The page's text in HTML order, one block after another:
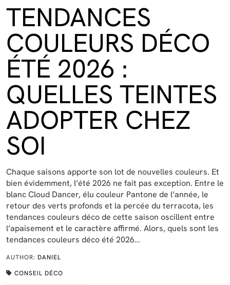
TENDANCES
COULEURS DÉCO
ÉTÉ 2026 :
QUELLES TEINTES
ADOPTER CHEZ
SOI
Chaque saisons apporte son lot de nouvelles couleurs. Et
bien évidemment, l’été 2026 ne fait pas exception. Entre le
blanc Cloud Dancer, élu couleur Pantone de l’année, le
retour des verts profonds et la percée du terracota, les
tendances couleurs déco de cette saison oscillent entre
l’apaisement et le caractère affirmé. Alors, quels sont les
tendances couleurs déco été 2026…
AUTHOR: DANIEL
CONSEIL DÉCO